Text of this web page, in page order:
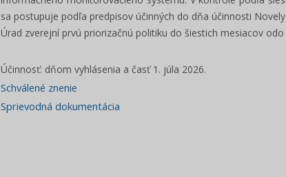
manuál voľby 2022
sa postupuje podľa predpisov účinných do dňa účinnosti Novely.
Úrad zverejní prvú priorizačnú politiku do šiestich mesiacov
Účinnosť: dňom vyhlásenia a časť 1. júla 2026.
Schválené znenie
Sprievodná dokumentácia